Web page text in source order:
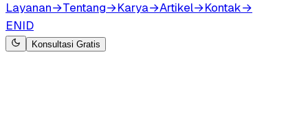
Layanan→Tentang→Karya→Artikel→Kontak→
ENID
Konsultasi Gratis